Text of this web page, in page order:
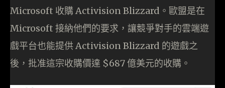
Microsoft 收購 Activision Blizzard。歐盟是在
Microsoft 接納他們的要求，讓競爭對手的雲端遊
戲平台也能提供 Activision Blizzard 的遊戲之
後，批准這宗收購價達 $687 億美元的收購。